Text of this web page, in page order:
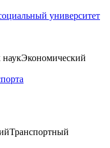
университет
наукЭкономический
Транспортный